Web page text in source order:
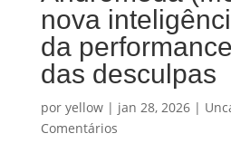
nova
da
das desculpas
por yellow| jan 28, 2026|
Comentários